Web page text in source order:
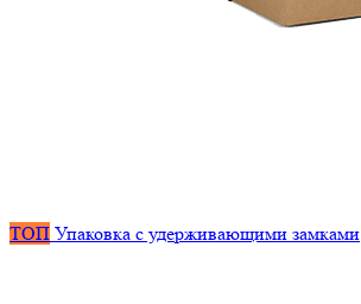
ТОП Упаковка с удерживающими замками